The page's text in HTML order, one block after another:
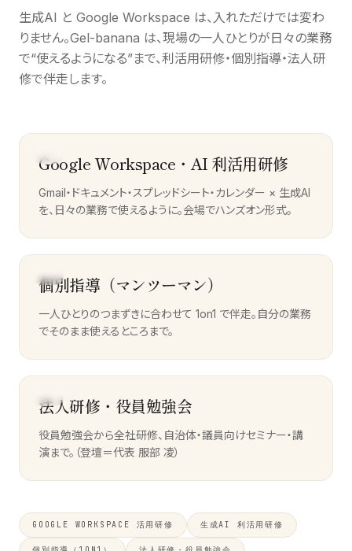
生成AI と Google Workspace は、入れただけでは変わ
りません。Gel-banana は、現場の一人ひとりが日々の業務
で“使えるようになる”まで、利活用研修・個別指導・法人研
修で伴走します。
Google Workspace・AI 利活用研修
Gmail・ドキュメント・スプレッドシート・カレンダー × 生成AI
を、日々の業務で使えるように。会場でハンズオン形式。
02
個別指導（マンツーマン）
一人ひとりのつまずきに合わせて 1on1 で伴走。自分の業務
でそのまま使えるところまで。
03
法人研修・役員勉強会
役員勉強会から全社研修、自治体・議員向けセミナー・講
演まで。（登壇＝代表 服部 凌）
GOOGLE WORKSPACE 活用研修 生成AI 利活用研修